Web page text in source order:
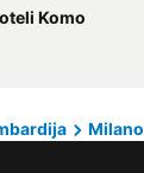
Komo
Milano